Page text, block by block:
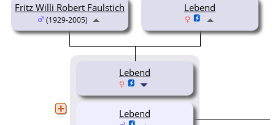
Fritz Willi Robert Faulstich
(1929-2005)
Lebend
Lebend
Lebend